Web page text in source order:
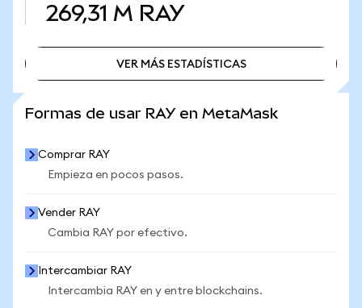
269,31 M RAY
VER MÁS ESTADÍSTICAS
Formas de usar RAY en MetaMask
Comprar RAY
Empieza en pocos pasos.
Vender RAY
Cambia RAY por efectivo.
Intercambiar RAY
Intercambia RAY en y entre blockchains.